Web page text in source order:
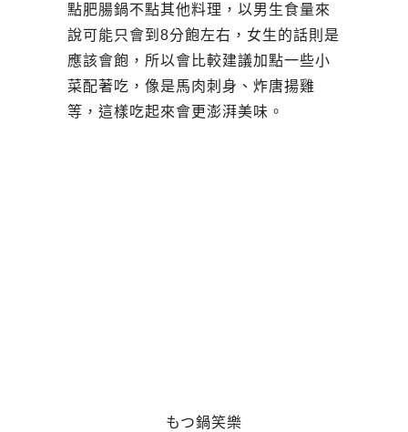
點肥腸鍋不點其他料理，以男生食量來
說可能只會到8分飽左右，女生的話則是
應該會飽，所以會比較建議加點一些小
菜配著吃，像是馬肉刺身、炸唐揚雞
等，這樣吃起來會更澎湃美味。
もつ鍋笑樂